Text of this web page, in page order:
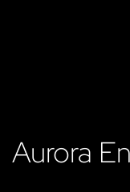
Aurora